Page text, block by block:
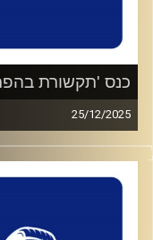
כנס 'תקשורת
25/12/2025
הקלטות מתוך כנס
של בית ספר סמי עופר
Mi ופודקאסט לא רק יח"צ.
קרדיט תמונות:ליאת סער